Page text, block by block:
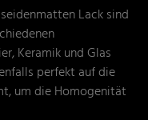
Lack sind
Keramik und Glas
perfekt auf die
um die Homogenität